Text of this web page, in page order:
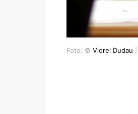
Foto: © Viorel Dudau